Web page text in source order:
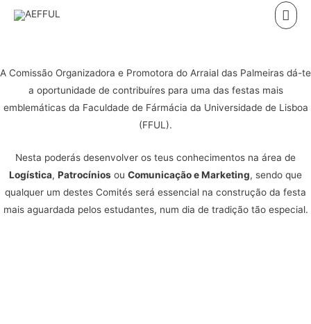
Skip
A Comissão Organizadora e Promotora do Arraial das Palmeiras dá-te
a oportunidade de contribuíres para uma das festas mais
emblemáticas da Faculdade de Fármácia da Universidade de Lisboa
(FFUL).
Nesta poderás desenvolver os teus conhecimentos na área de
Logística, Patrocínios ou Comunicação e Marketing, sendo que
qualquer um destes Comités será essencial na construção da festa
mais aguardada pelos estudantes, num dia de tradição tão especial.